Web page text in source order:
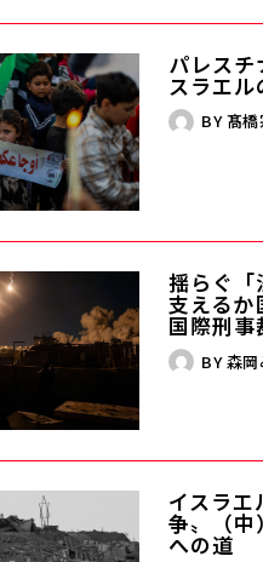
パレス
スラエ
BY髙橋
揺らぐ「
支えるか
国際刑事
BY森岡
イスラエ
争〟（中
への道